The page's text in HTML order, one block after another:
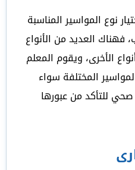
نوع المواسير المناسبة
فهناك العديد من الأنواع
الأخرى، ويقوم المعلم
المختلفة سواء
للتأكد من عبورها